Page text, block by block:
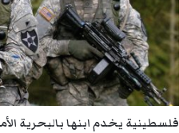
فلسطينية يخدم ابنها بالبحرية